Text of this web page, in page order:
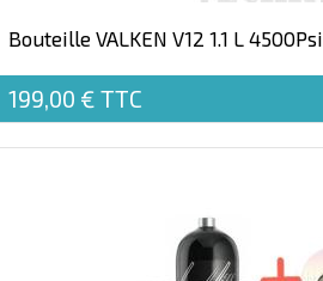
Bouteille VALKEN V12 1.1 L 4500Psi
199,00 € TTC